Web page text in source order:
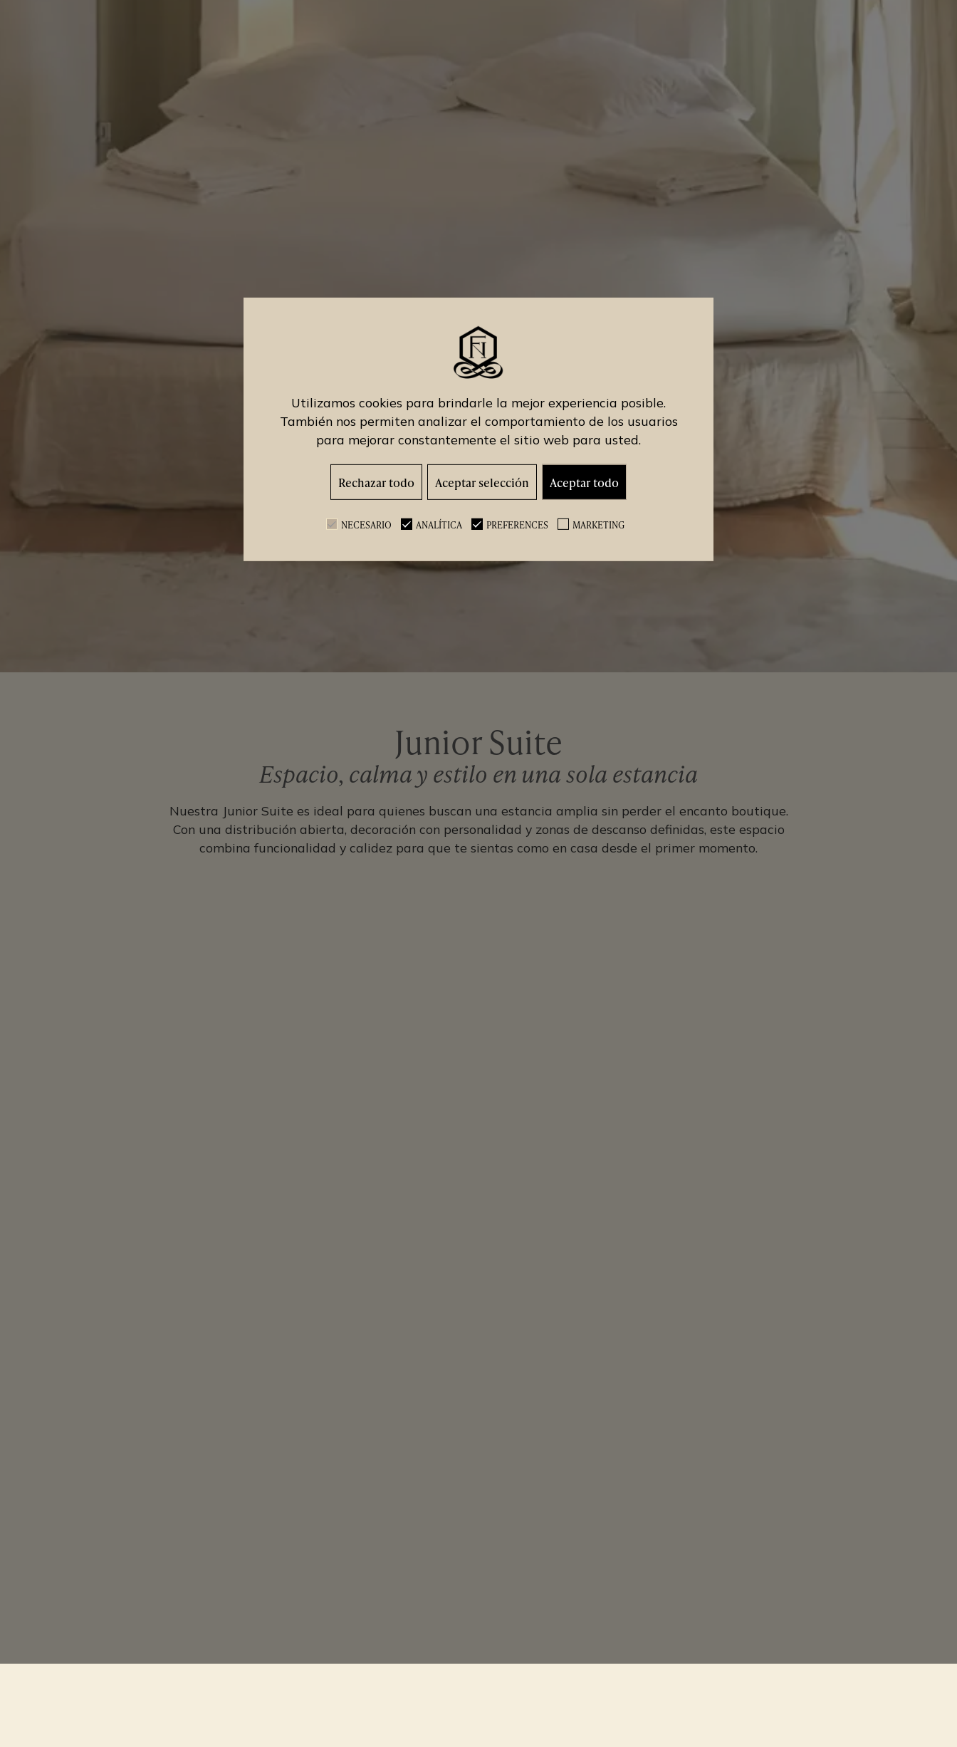
Junior Suite
Espacio, calma y estilo en una sola estancia
Nuestra Junior Suite es ideal para quienes buscan una estancia amplia sin perder el encanto boutique.
Con una distribución abierta, decoración con personalidad y zonas de descanso definidas, este espacio
combina funcionalidad y calidez para que te sientas como en casa desde el primer momento.
Utilizamos cookies para brindarle la mejor experiencia posible.
También nos permiten analizar el comportamiento de los usuarios
para mejorar constantemente el sitio web para usted.
Rechazar todo Aceptar selección Aceptar todo
NECESARIO ANALÍTICA PREFERENCES MARKETING